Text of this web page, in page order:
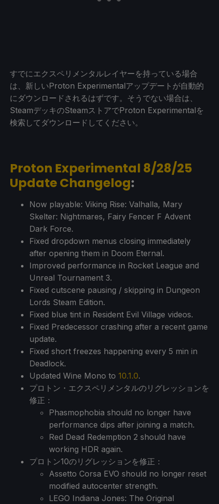
すでにエクスペリメンタルレイヤーを持っている場合
は、新しいProton Experimentalアップデートが自動的
にダウンロードされるはずです。そうでない場合は、
SteamデッキのSteamストアでProton Experimentalを
検索してダウンロードしてください。
Proton Experimental 8/28/25
Update Changelog:
Now playable: Viking Rise: Valhalla, Mary
Skelter: Nightmares, Fairy Fencer F Advent
Dark Force.
Fixed dropdown menus closing immediately
after opening them in Doom Eternal.
Improved performance in Rocket League and
Unreal Tournament 3.
Fixed cutscene pausing / skipping in Dungeon
Lords Steam Edition.
Fixed blue tint in Resident Evil Village videos.
Fixed Predecessor crashing after a recent game
update.
Fixed short freezes happening every 5 min in
Deadlock.
Updated Wine Mono to 10.1.0.
プロトン・エクスペリメンタルのリグレッションを
修正：
Phasmophobia should no longer have
performance dips after joining a match.
Red Dead Redemption 2 should have
working HDR again.
プロトン10のリグレッションを修正：
Assetto Corsa EVO should no longer reset
modified autocenter strength.
LEGO Indiana Jones: The Original